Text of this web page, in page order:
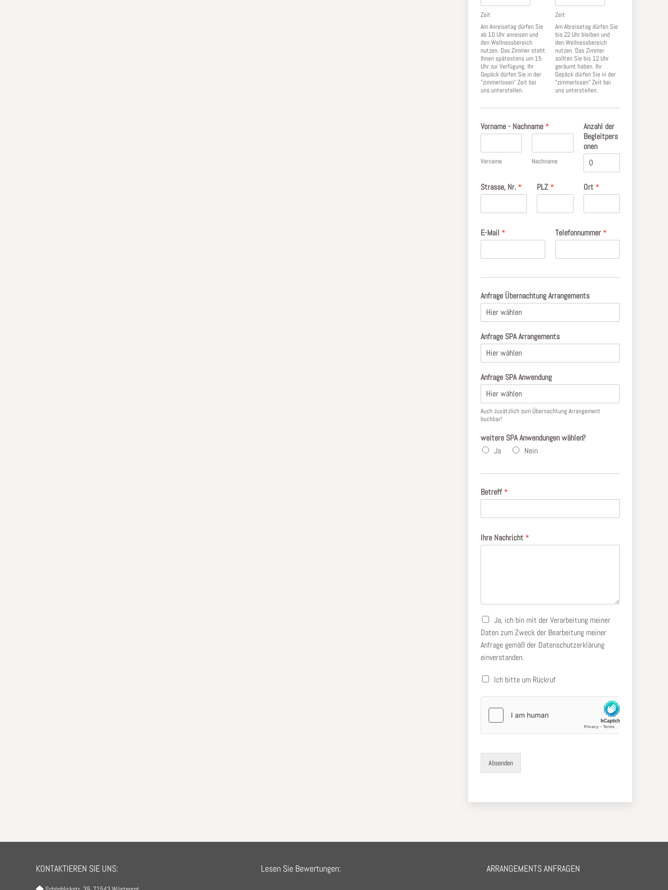
Zeit
Am Anreisetag dürfen Sie
ab 10 Uhr anreisen und
den Wellnessbereich
nutzen. Das Zimmer steht
Ihnen spätestens um 15
Uhr zur Verfügung. Ihr
Gepäck dürfen Sie in der
"zimmerlosen" Zeit bei
uns unterstellen.
Zeit
Am Abreisetag dürfen Sie
bis 22 Uhr bleiben und
den Wellnessbereich
nutzen. Das Zimmer
sollten Sie bis 12 Uhr
geräumt haben. Ihr
Gepäck dürfen Sie in der
"zimmerlosen" Zeit bei
uns unterstellen.
Vorname - Nachname *
Vorname Nachname
Anzahl der
Begleitpers
onen
Strasse, Nr. * PLZ * Ort *
E-Mail * Telefonnummer *
Anfrage Übernachtung Arrangements
Anfrage SPA Arrangements
Anfrage SPA Anwendung
Auch zusätzlich zum Übernachtung Arrangement
buchbar!
weitere SPA Anwendungen wählen?
Ja
Nein
Betreff*
Ihre Nachricht *
A
u
s
w
a
r
Ja, ich bin mit der Verarbeitung meiner
Daten zum Zweck der Bearbeitung meiner
Anfrage gemäß der Datenschutzerklärung
einverstanden.
Ich bitte um Rückruf
Absenden
KONTAKTIEREN SIE UNS: Lesen Sie Bewertungen: ARRANGEMENTS ANFRAGEN